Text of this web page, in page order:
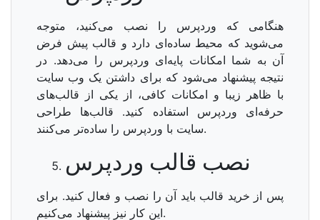
هنگامی که وردپرس را نصب می‌کنید، متوجه
می‌شوید که محیط ساده‌ای دارد و قالب پیش فرض
آن به شما امکانات پایه‌ای وردپرس را می‌دهد. در
نتیجه پیشنهاد می‌شود که برای داشتن یک وب سایت
با ظاهر زیبا و امکانات کافی، از یکی از قالب‌های
حرفه‌ای وردپرس استفاده کنید. قالب‌ها طراحی
سایت با وردپرس را ساده‌تر می‌کنند.
نصب قالب وردپرس
پس از خرید قالب باید آن را نصب و فعال کنید. برای
این کار نیز پیشنهاد می‌کنیم.